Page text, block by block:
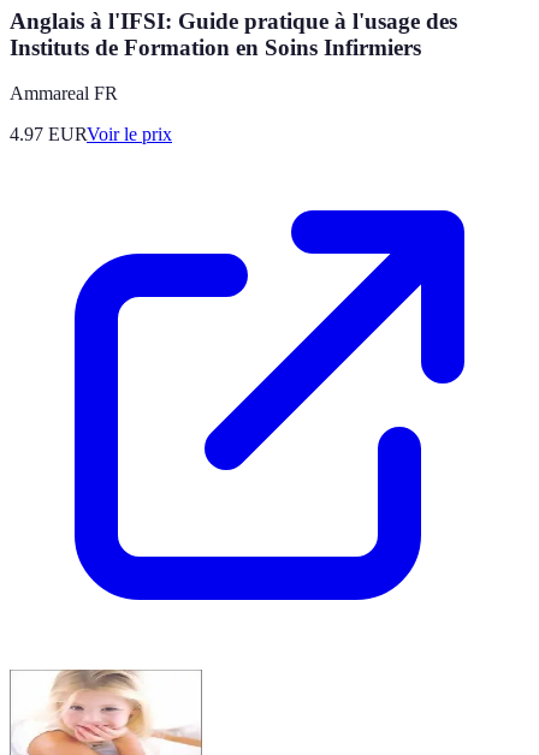
Anglais à l'IFSI: Guide pratique à l'usage des
Instituts de Formation en Soins Infirmiers
Ammareal FR
4.97 EURVoir le prix